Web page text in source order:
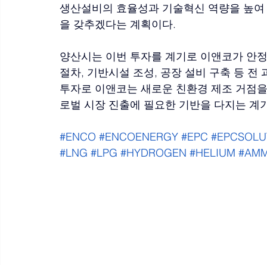
생산설비의 효율성과 기술혁신 역량을 높
을 갖추겠다는 계획이다.
양산시는 이번 투자를 계기로 이앤코가 안
절차, 기반시설 조성, 공장 설비 구축 등 전
투자로 이앤코는 새로운 친환경 제조 거점
로벌 시장 진출에 필요한 기반을 다지는 계
#ENCO #ENCOENERGY #EPC
#LNG #LPG #HYDROGEN #HELIUM